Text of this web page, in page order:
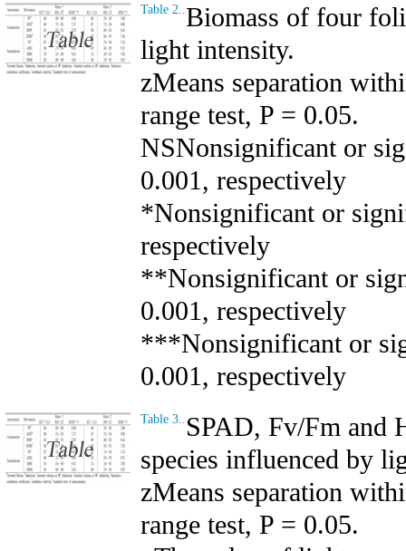
Table 2.. Biomass of four
light intensity.
zMeans separation
range test, P = 0.05.
NSNonsignificant or
0.001, respectively
*Nonsignificant or
respectively
**Nonsignificant or
0.001, respectively
***Nonsignificant or
0.001, respectively
Table 3..
SPAD, Fv/Fm and
species influenced by
zMeans separation
range test, P = 0.05.